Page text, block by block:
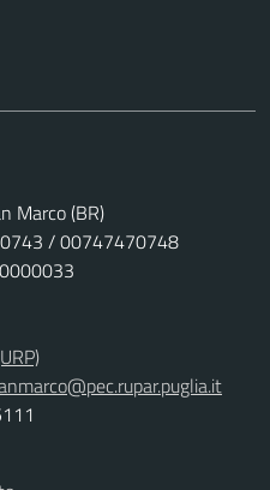
Marco (BR)
/ 00747470748